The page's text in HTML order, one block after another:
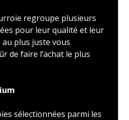
regroupe plusieurs
pour leur qualité et leur
plus juste vous
de faire l’achat le plus
sélectionnées parmi les